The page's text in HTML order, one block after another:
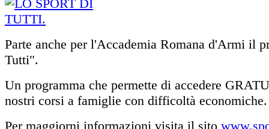
Parte anche per l'Accademia Romana d'Armi il
Tutti".
Un programma che permette di accedere
nostri corsi a famiglie con difficoltà economiche.
Per maggiorni informazioni visita il sito